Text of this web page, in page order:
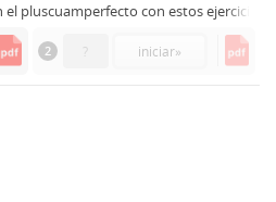
pluscuamperfecto con estos ejercicios!
2 ? iniciar»